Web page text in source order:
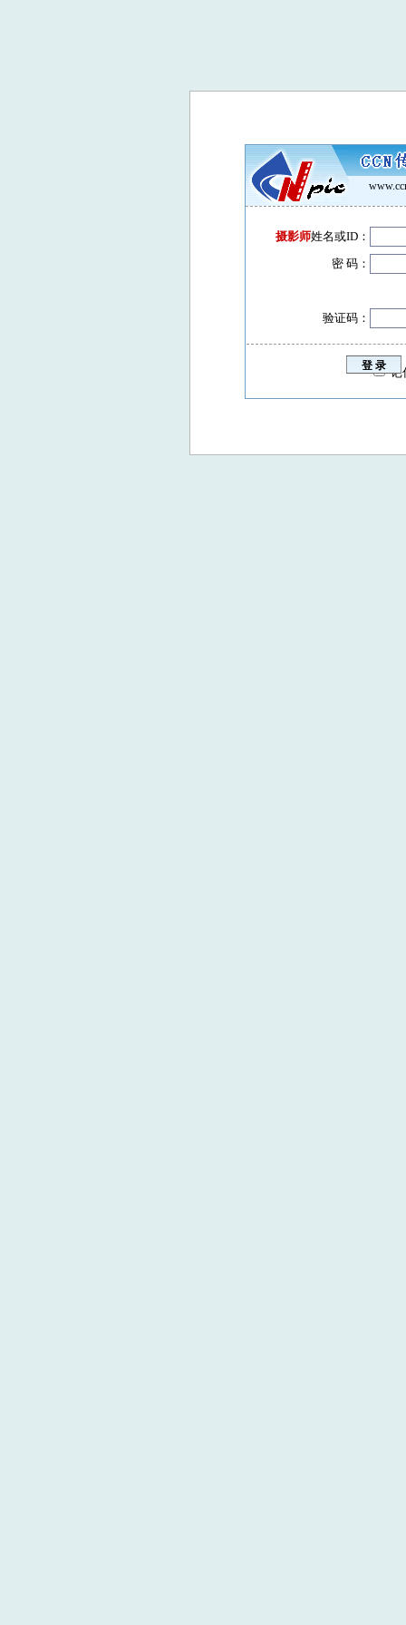
摄影师姓名或ID：
密 码：
验证码：
记